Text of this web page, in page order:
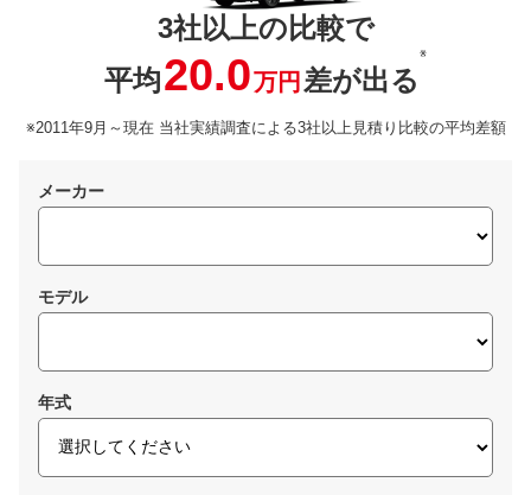
3社以上の比較で
平均20.0万円 差が出る
※
※2011年9月～現在 当社実績調査による3社以上見積り比較の平均差額
メーカー
モデル
年式